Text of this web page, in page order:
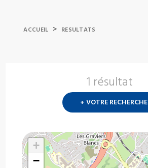
ACCUEIL > RESULTATS
1 résultat
+ VOTRE RECHERCHE
+
−